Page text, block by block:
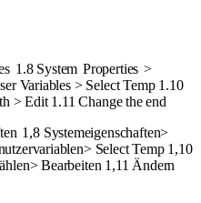
1.8 System Properties >
Variables > Select Temp 1.10
> Edit 1.11 Change the end
1,8 Systemeigenschaften>
Select Temp 1,10
Bearbeiten 1,11 Ändern